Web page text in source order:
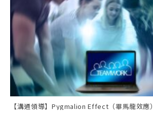
【溝通領導】Pygmalion Effect（畢馬龍效應）